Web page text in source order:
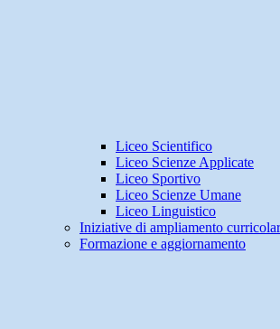
Liceo Scientifico
Liceo Scienze Applicate
Liceo Sportivo
Liceo Scienze Umane
Liceo Linguistico
Iniziative di ampliamento
Formazione e aggiornamento